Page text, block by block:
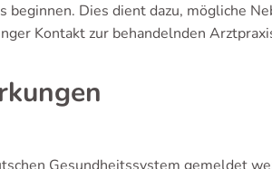
Dies dient dazu, mögliche
Kontakt zur behandelnden